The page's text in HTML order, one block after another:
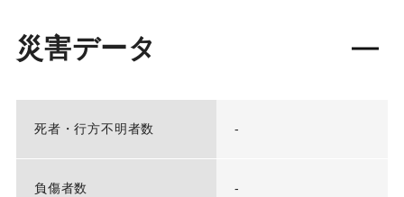
災害データ
死者・行方不明者数 -
負傷者数 -